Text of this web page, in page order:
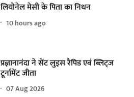
लियोनेल मेसी के पिता का निधन
10 hours ago
प्रज्ञानानंदा ने सेंट लुइस रैपिड एवं ब्लिट्ज
टूर्नामेंट जीता
07 Aug 2026